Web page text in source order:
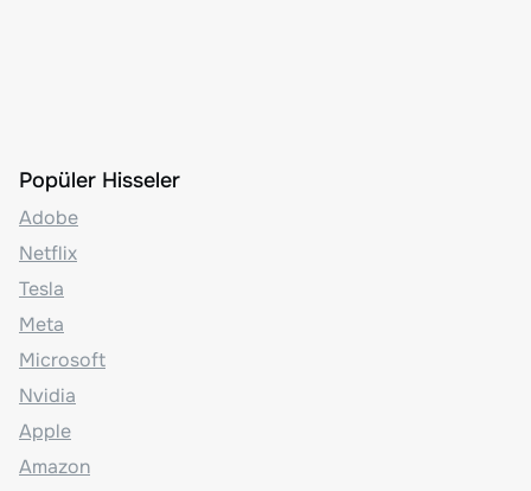
Popüler Hisseler
Adobe
Netflix
Tesla
Meta
Microsoft
Nvidia
Apple
Amazon